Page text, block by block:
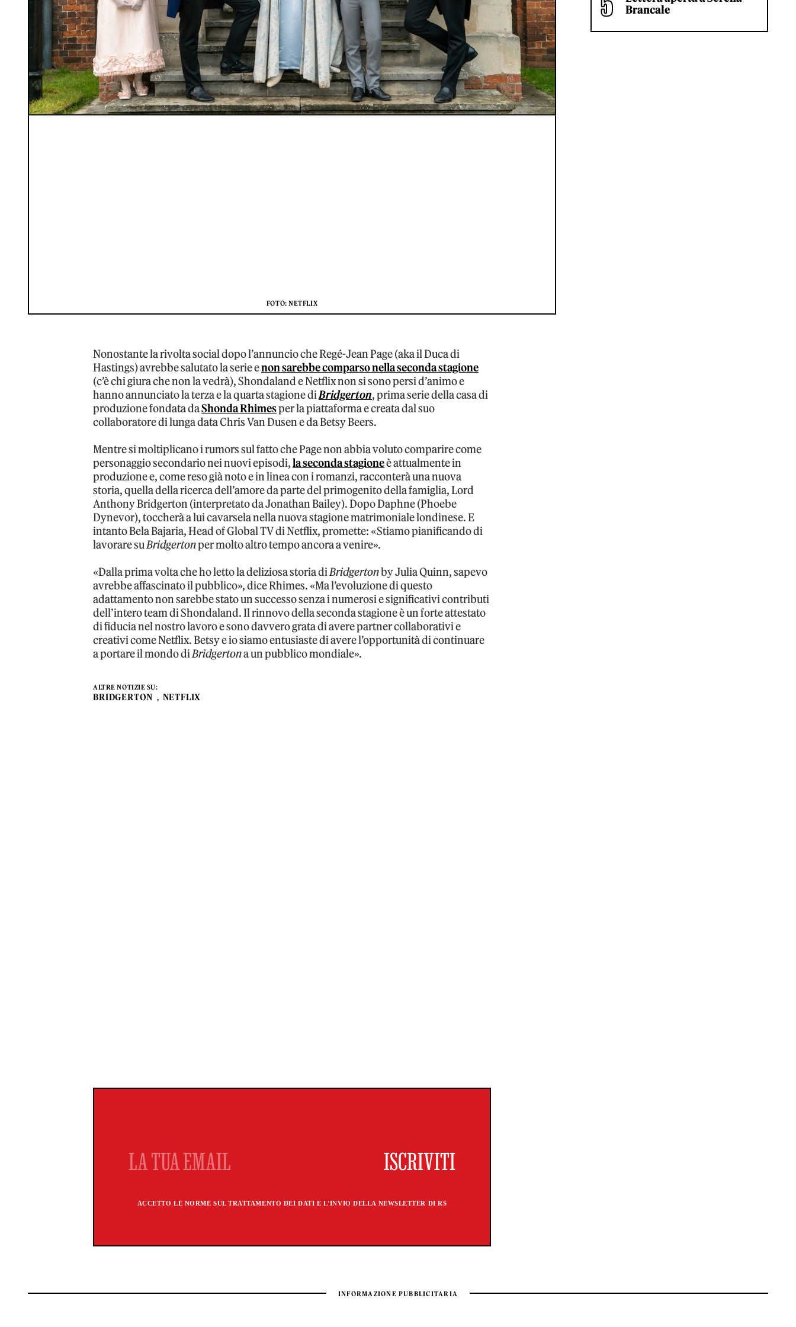
FOTO: NETFLIX
Nonostante la rivolta social dopo l’annuncio che Regé-Jean Page (aka il Duca di
Hastings) avrebbe salutato la serie enon sarebbe comparso nella seconda stagione
(c’è chi giura che non la vedrà), Shondaland e Netflix non si sono persi d’animo e
hanno annunciato la terza e la quarta stagione diBridgerton, prima serie della casa di
produzione fondata daShonda Rhimesper la piattaforma e creata dal suo
collaboratore di lunga data Chris Van Dusen e da Betsy Beers.
Mentre si moltiplicano i rumors sul fatto che Page non abbia voluto comparire come
personaggio secondario nei nuovi episodi,la seconda stagioneè attualmente in
produzione e, come reso già noto e in linea con i romanzi, racconterà una nuova
storia, quella della ricerca dell’amore da parte del primogenito della famiglia, Lord
Anthony Bridgerton (interpretato da Jonathan Bailey). Dopo Daphne (Phoebe
Dynevor), toccherà a lui cavarsela nella nuova stagione matrimoniale londinese. E
intanto Bela Bajaria, Head of Global TV di Netflix, promette: «Stiamo pianificando di
lavorare suBridgertonper molto altro tempo ancora a venire».
«Dalla prima volta che ho letto la deliziosa storia diBridgertonby Julia Quinn, sapevo
avrebbe affascinato il pubblico», dice Rhimes. «Ma l’evoluzione di questo
adattamento non sarebbe stato un successo senza i numerosi e significativi contributi
dell’intero team di Shondaland. Il rinnovo della seconda stagione è un forte attestato
di fiducia nel nostro lavoro e sono davvero grata di avere partner collaborativi e
creativi come Netflix. Betsy e io siamo entusiaste di avere l’opportunità di continuare
a portare il mondo diBridgertona un pubblico mondiale».
ALTRE NOTIZIE SU:
BRIDGERTON NETFLIX
ACCETTO LE NORME SUL TRATTAMENTO DEI DATI E L'INVIO DELLA NEWSLETTER DI RS
Brancale